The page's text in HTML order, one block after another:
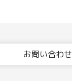
お問い合わせ